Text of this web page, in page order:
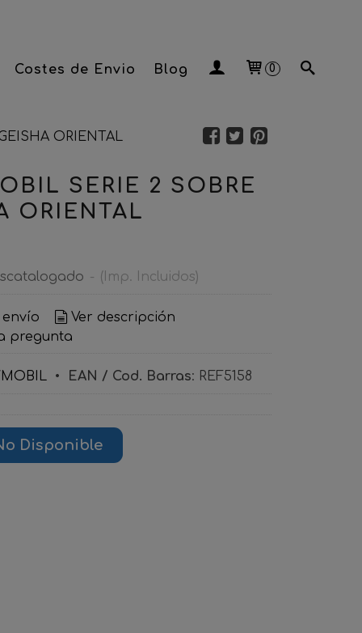
Costes de Envio Blog 0
ORIENTAL
SERIE 2 SOBRE
ORIENTAL
- (Imp. Incluidos)
envío
Ver descripción
pregunta
• EAN / Cod. Barras: REF5158
Disponible